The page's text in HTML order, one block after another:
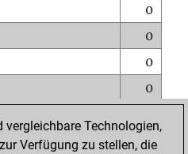
0
0
0
0
0
vergleichbare Technologien,
Verfügung zu stellen, die